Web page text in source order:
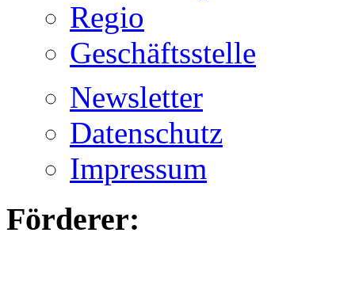
Regio
Geschäftsstelle
Newsletter
Datenschutz
Impressum
Förderer: